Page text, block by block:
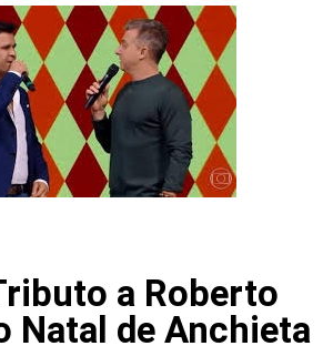
a Roberto
Natal de Anchieta